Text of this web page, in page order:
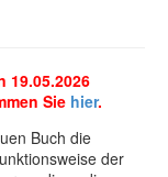
19.05.2026
Sie hier.
Buch die
der